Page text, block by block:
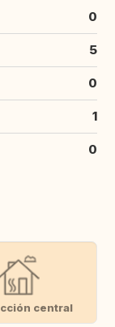
0
5
0
1
0
central